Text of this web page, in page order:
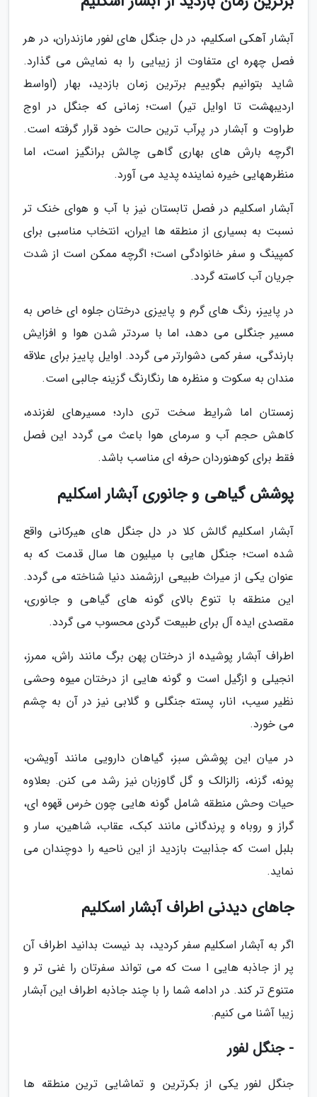
آبشار آهکی اسکلیم، در دل جنگل های لفور مازندران، در هر
فصل چهره ای متفاوت از زیبایی را به نمایش می گذارد.
شاید بتوانیم بگوییم برترین زمان بازدید، بهار (اواسط
اردیبهشت تا اوایل تیر) است؛ زمانی که جنگل در اوج
طراوت و آبشار در پرآب ترین حالت خود قرار گرفته است.
اگرچه بارش های بهاری گاهی چالش برانگیز است، اما
منظرههایی خیره نماینده پدید می آورد.
آبشار اسکلیم در فصل تابستان نیز با آب و هوای خنک تر
نسبت به بسیاری از منطقه ها ایران، انتخاب مناسبی برای
کمپینگ و سفر خانوادگی است؛ اگرچه ممکن است از شدت
جریان آب کاسته گردد.
در پاییز، رنگ های گرم و پاییزی درختان جلوه ای خاص به
مسیر جنگلی می دهد، اما با سردتر شدن هوا و افزایش
بارندگی، سفر کمی دشوارتر می گردد. اوایل پاییز برای علاقه
مندان به سکوت و منظره ها رنگارنگ گزینه جالبی است.
زمستان اما شرایط سخت تری دارد؛ مسیرهای لغزنده،
کاهش حجم آب و سرمای هوا باعث می گردد این فصل
فقط برای کوهنوردان حرفه ای مناسب باشد.
پوشش گیاهی و جانوری آبشار اسکلیم
آبشار اسکلیم گالش کلا در دل جنگل های هیرکانی واقع
شده است؛ جنگل هایی با میلیون ها سال قدمت که به
عنوان یکی از میراث طبیعی ارزشمند دنیا شناخته می گردد.
این منطقه با تنوع بالای گونه های گیاهی و جانوری،
مقصدی ایده آل برای طبیعت گردی محسوب می گردد.
اطراف آبشار پوشیده از درختان پهن برگ مانند راش، ممرز،
انجیلی و ازگیل است و گونه هایی از درختان میوه وحشی
نظیر سیب، انار، پسته جنگلی و گلابی نیز در آن به چشم
می خورد.
در میان این پوشش سبز، گیاهان دارویی مانند آویشن،
پونه، گزنه، زالزالک و گل گاوزبان نیز رشد می کنن. بعلاوه
حیات وحش منطقه شامل گونه هایی چون خرس قهوه ای،
گراز و روباه و پرندگانی مانند کبک، عقاب، شاهین، سار و
بلبل است که جذابیت بازدید از این ناحیه را دوچندان می
نماید.
جاهای دیدنی اطراف آبشار اسکلیم
اگر به آبشار اسکلیم سفر کردید، بد نیست بدانید اطراف آن
پر از جاذبه هایی ا ست که می تواند سفرتان را غنی تر و
متنوع تر کند. در ادامه شما را با چند جاذبه اطراف این آبشار
زیبا آشنا می کنیم.
- جنگل لفور
جنگل لفور یکی از بکرترین و تماشایی ترین منطقه ها